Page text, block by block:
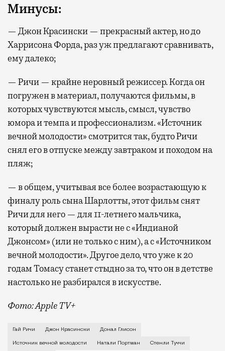
Минусы:
— Джон Красински — прекрасный актер, но до
Харрисона Форда, раз уж предлагают сравнивать,
ему далеко;
— Ричи — крайне неровный режиссер. Когда он
погружен в материал, получаются фильмы, в
которых чувствуются мысль, смысл, чувство
юмора и темпа и профессионализм. «Источник
вечной молодости» смотрится так, будто Ричи
снял его в отпуске между завтраком и походом на
пляж;
— в общем, учитывая все более возрастающую к
финалу роль сына Шарлотты, этот фильм снят
Ричи для него — для 11-летнего мальчика,
который должен вырасти не с «Индианой
Джонсом» (или не только с ним), а с «Источником
вечной молодости». Другое дело, что уже к 20
годам Томасу станет стыдно за то, что он в детстве
настолько не разбирался в искусстве.
Фото: Apple TV+
Кому как не Гаю Ричи снимать фильм с названием
Гай Ричи Джон Красински Донал Глисон
Источник вечной молодости Натали Портман Стенли Туччи